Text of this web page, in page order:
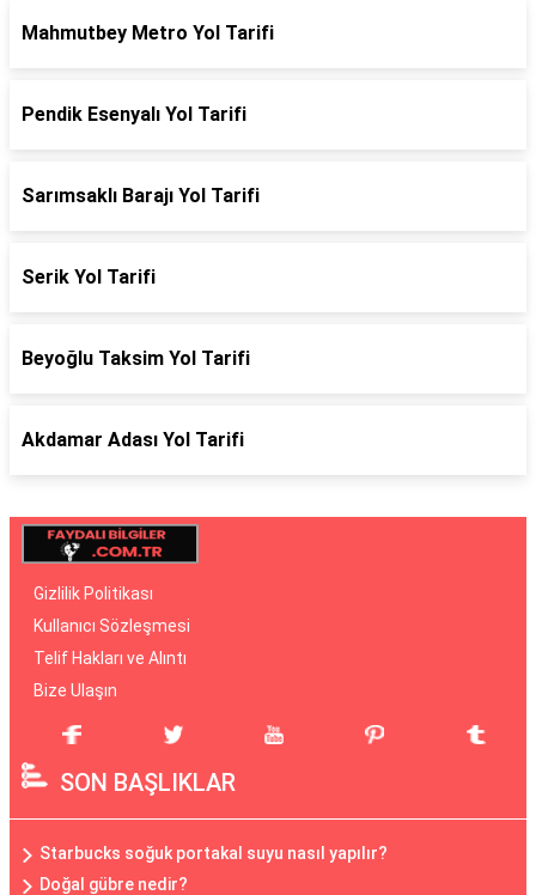
Mahmutbey Metro Yol Tarifi
Pendik Esenyalı Yol Tarifi
Sarımsaklı Barajı Yol Tarifi
Serik Yol Tarifi
Beyoğlu Taksim Yol Tarifi
Akdamar Adası Yol Tarifi
Gizlilik Politikası
Kullanıcı Sözleşmesi
Telif Hakları ve Alıntı
Bize Ulaşın
SON BAŞLIKLAR
Starbucks soğuk portakal suyu nasıl yapılır?
Doğal gübre nedir?